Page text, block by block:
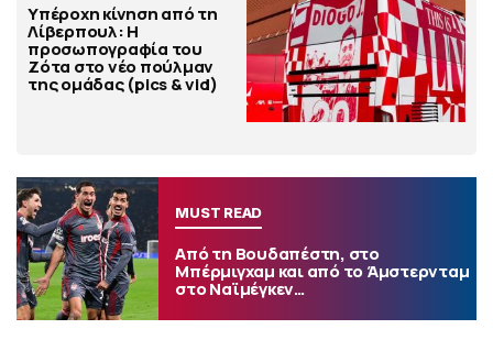
Υπέροχη κίνηση από τη
Λίβερπουλ: Η
προσωπογραφία του
Ζότα στο νέο πούλμαν
της ομάδας (pics & vid)
MUST READ
Από τη Βουδαπέστη, στο
Μπέρμιγχαμ και από το Άμστερνταμ
στο Ναϊμέγκεν…